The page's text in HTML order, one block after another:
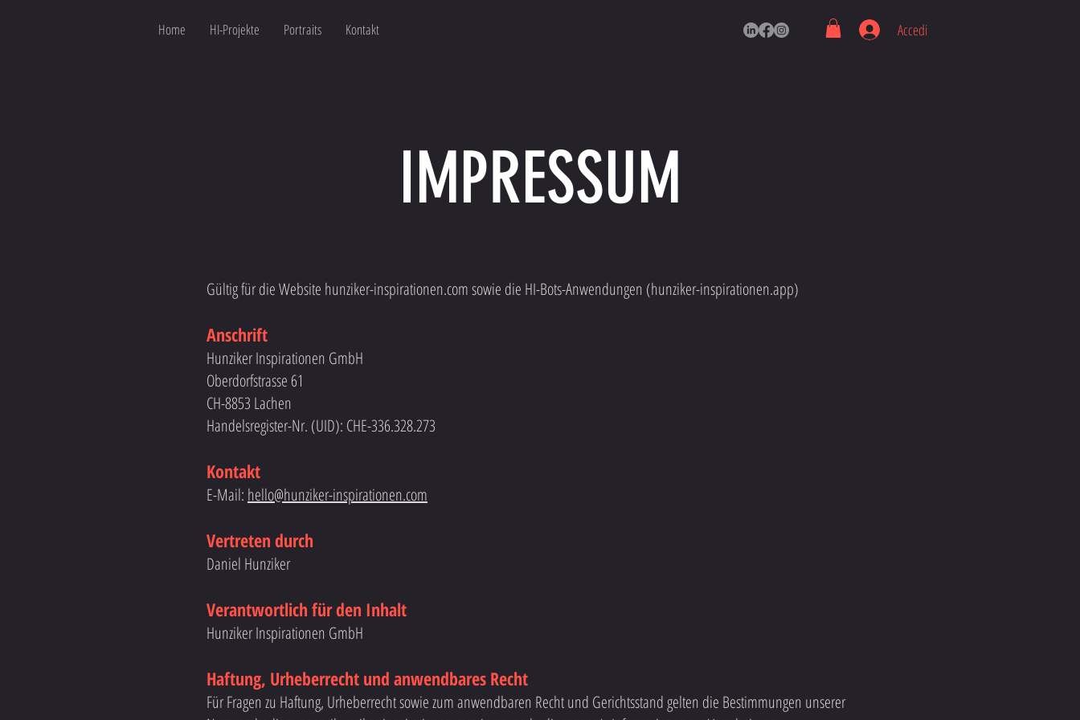
Home HI-Projekte Portraits Kontakt Accedi
IMPRESSUM
Gültig für die Website hunziker-inspirationen.com sowie die HI-Bots-Anwendungen (hunziker-inspirationen.app)
Anschrift
Hunziker Inspirationen GmbH
Oberdorfstrasse 61
CH-8853 Lachen
Handelsregister-Nr. (UID): CHE-336.328.273
Kontakt
E-Mail: hello@hunziker-inspirationen.com
Vertreten durch
Daniel Hunziker
Verantwortlich für den Inhalt
Hunziker Inspirationen GmbH
Haftung, Urheberrecht und anwendbares Recht
Für Fragen zu Haftung, Urheberrecht sowie zum anwendbaren Recht und Gerichtsstand gelten die Bestimmungen unserer